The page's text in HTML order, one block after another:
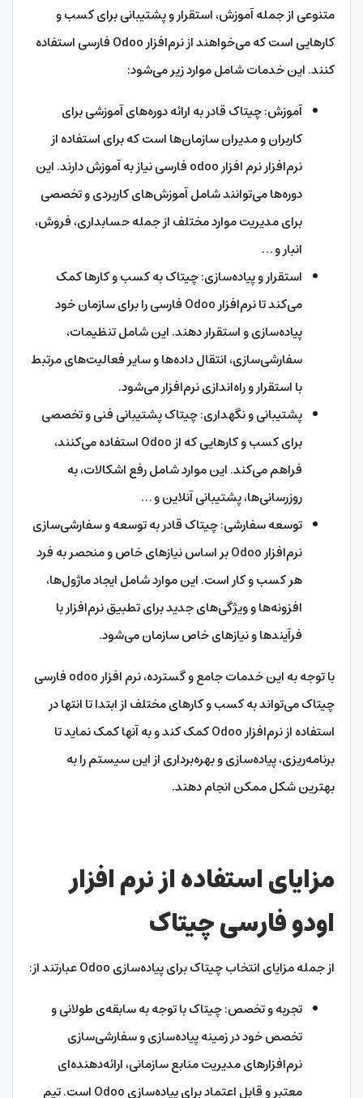
متنوعی از جمله آموزش، استقرار و پشتیبانی برای کسب و
کارهایی است که می‌خواهند از نرم‌افزار Odoo فارسی استفاده
کنند. این خدمات شامل موارد زیر می‌شود:
آموزش: چیتاک قادر به ارائه دوره‌های آموزشی برای
کاربران و مدیران سازمان‌ها است که برای استفاده از
نرم‌افزار نرم افزار odoo فارسی نیاز به آموزش دارند. این
دوره‌ها می‌توانند شامل آموزش‌های کاربردی و تخصصی
برای مدیریت موارد مختلف از جمله حسابداری، فروش،
انبار و …
استقرار و پیاده‌سازی: چیتاک به کسب و کارها کمک
می‌کند تا نرم‌افزار Odoo فارسی را برای سازمان خود
پیاده‌سازی و استقرار دهند. این شامل تنظیمات،
سفارشی‌سازی، انتقال داده‌ها و سایر فعالیت‌های مرتبط
با استقرار و راه‌اندازی نرم‌افزار می‌شود.
پشتیبانی و نگهداری: چیتاک پشتیبانی فنی و تخصصی
برای کسب و کارهایی که از Odoo استفاده می‌کنند،
فراهم می‌کند. این موارد شامل رفع اشکالات، به
روزرسانی‌ها، پشتیبانی آنلاین و …
توسعه سفارشی: چیتاک قادر به توسعه و سفارشی‌سازی
نرم‌افزار Odoo بر اساس نیازهای خاص و منحصر به فرد
هر کسب و کار است. این موارد شامل ایجاد ماژول‌ها،
افزونه‌ها و ویژگی‌های جدید برای تطبیق نرم‌افزار با
فرآیندها و نیازهای خاص سازمان می‌شود.
با توجه به این خدمات جامع و گسترده، نرم افزار odoo فارسی
چیتاک می‌تواند به کسب و کارهای مختلف از ابتدا تا انتها در
استفاده از نرم‌افزار Odoo کمک کند و به آنها کمک نماید تا
برنامه‌ریزی، پیاده‌سازی و بهره‌برداری از این سیستم را به
بهترین شکل ممکن انجام دهند.
مزایای استفاده از نرم افزار
اودو فارسی چیتاک
از جمله مزایای انتخاب چیتاک برای پیاده‌سازی Odoo عبارتند از:
تجربه و تخصص: چیتاک با توجه به سابقه‌ی طولانی و
تخصص خود در زمینه پیاده‌سازی و سفارشی‌سازی
نرم‌افزارهای مدیریت منابع سازمانی، ارائه‌دهنده‌ای
معتبر و قابل اعتماد برای پیاده‌سازی Odoo است. تیم